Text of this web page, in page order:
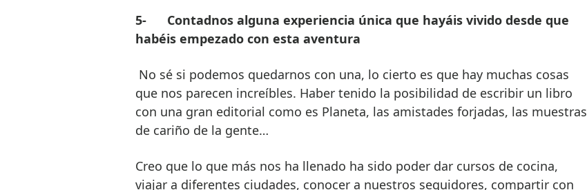
5- Contadnos alguna experiencia única que hayáis vivido desde que
habéis empezado con esta aventura
No sé si podemos quedarnos con una, lo cierto es que hay muchas cosas
que nos parecen increíbles. Haber tenido la posibilidad de escribir un libro
con una gran editorial como es Planeta, las amistades forjadas, las muestras
de cariño de la gente…
Creo que lo que más nos ha llenado ha sido poder dar cursos de cocina,
viajar a diferentes ciudades, conocer a nuestros seguidores, compartir con